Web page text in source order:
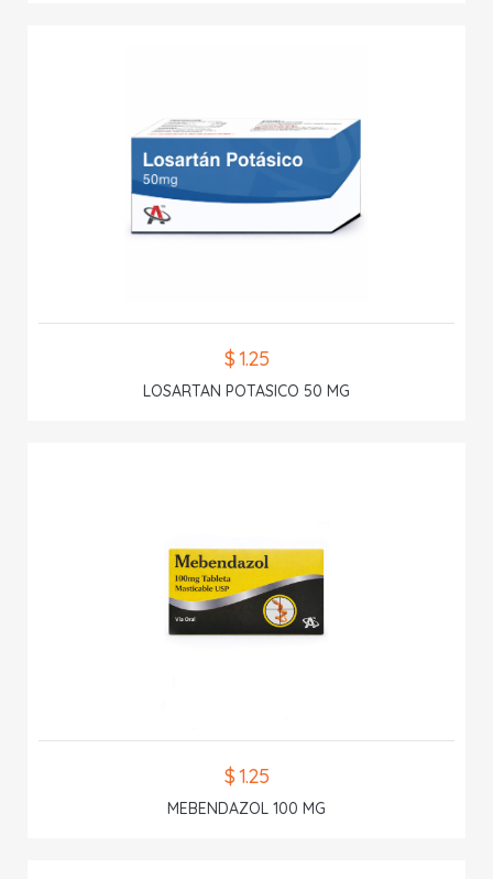
$ 1.25
LOSARTAN POTASICO 50 MG
$ 1.25
MEBENDAZOL 100 MG